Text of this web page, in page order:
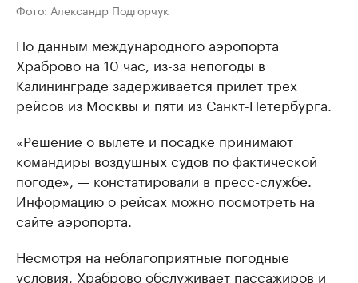
Фото: Александр Подгорчук
По данным международного аэропорта
Храброво на 10 час, из-за непогоды в
Калининграде задерживается прилет трех
рейсов из Москвы и пяти из Санкт-Петербурга.
«Решение о вылете и посадке принимают
командиры воздушных судов по фактической
погоде», — констатировали в пресс-службе.
Информацию о рейсах можно посмотреть на
сайте аэропорта.
Несмотря на неблагоприятные погодные
условия, Храбровообслуживает пассажиров и